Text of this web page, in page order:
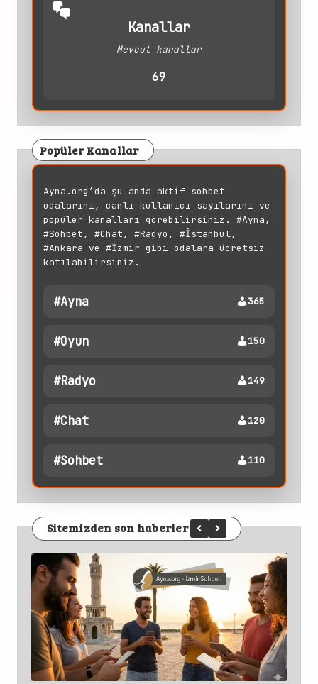
Kanallar
Mevcut kanallar
69
Popüler Kanallar
Ayna.org’da şu anda aktif sohbet
odalarını, canlı kullanıcı sayılarını ve
popüler kanalları görebilirsiniz. #Ayna,
#Sohbet, #Chat, #Radyo, #İstanbul,
#Ankara ve #İzmir gibi odalara ücretsiz
katılabilirsiniz.
#ayna 365
#oyun 150
#radyo 149
#chat 120
#sohbet 110
Sitemizden son haberler